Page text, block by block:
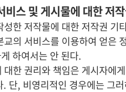
스 및 게시물에 대한 저
한 저작물에 대한 저작권 기
의 서비스를 이용하여 얻은
하여서는 안 된다.
한 권리와 책임은 게시자에
. 단, 비영리적인 경우에는 그